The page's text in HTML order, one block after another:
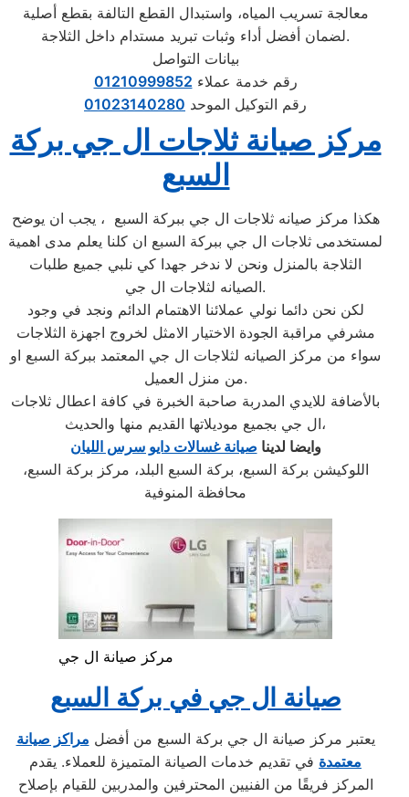
معالجة تسريب المياه، واستبدال القطع التالفة بقطع أصلية
لضمان أفضل أداء وثبات تبريد مستدام داخل الثلاجة.
بيانات التواصل
رقم خدمة عملاء 01210999852
رقم التوكيل الموحد 01023140280
مركز صيانة ثلاجات ال جي بركة
السبع
هكذا مركز صيانه ثلاجات ال جي ببركة السبع ، يجب ان يوضح
لمستخدمى ثلاجات ال جي ببركة السبع ان كلنا يعلم مدى اهمية
الثلاجة بالمنزل ونحن لا ندخر جهدا كي نلبي جميع طلبات
الصيانه لثلاجات ال جي.
لكن نحن دائما نولي عملائنا الاهتمام الدائم ونجد في وجود
مشرفي مراقبة الجودة الاختيار الامثل لخروج اجهزة الثلاجات
سواء من مركز الصيانه لثلاجات ال جي المعتمد ببركة السبع او
من منزل العميل.
بالأضافة للايدي المدربة صاحبة الخبرة في كافة اعطال ثلاجات
ال جي بجميع موديلاتها القديم منها والحديث،
وايضا لدينا صيانة غسالات دايو سرس الليان
اللوكيشن بركة السبع، بركة السبع البلد، مركز بركة السبع،
محافظة المنوفية
مركز صيانة ال جي
صيانة ال جي في بركة السبع
يعتبر مركز صيانة ال جي بركة السبع من أفضل مراكز صيانة
معتمدة في تقديم خدمات الصيانة المتميزة للعملاء. يقدم
المركز فريقًا من الفنيين المحترفين والمدربين للقيام بإصلاح